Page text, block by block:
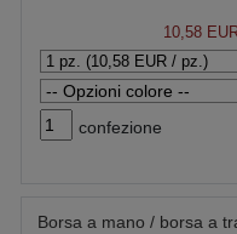
10,58
confezione
Borsa a mano / borsa a